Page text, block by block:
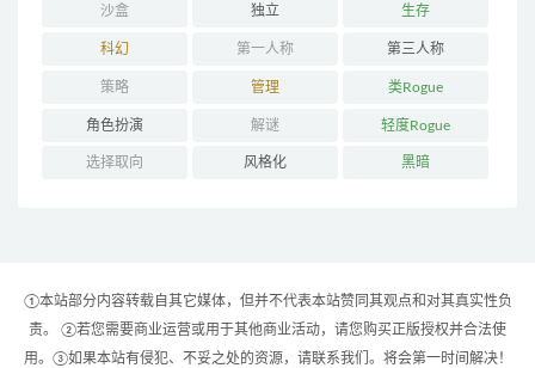
沙盒 独立 生存
科幻 第一人称 第三人称
策略 管理 类Rogue
角色扮演 解谜 轻度Rogue
选择取向 风格化 黑暗
①本站部分内容转载自其它媒体，但并不代表本站赞同其观点和对其真实性负
责。 ②若您需要商业运营或用于其他商业活动，请您购买正版授权并合法使
用。③如果本站有侵犯、不妥之处的资源，请联系我们。将会第一时间解决！